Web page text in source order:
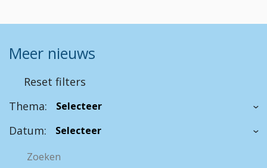
Meer nieuws
Reset filters
Thema:
Datum: